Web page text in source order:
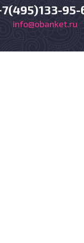
95-
info@obanket.ru